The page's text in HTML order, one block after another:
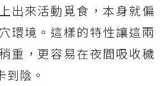
出來活動覓食，本身就偏
環境。這樣的特性讓這兩
重，更容易在夜間吸收穢
到陰。